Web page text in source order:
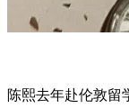
陈熙去年赴伦敦留